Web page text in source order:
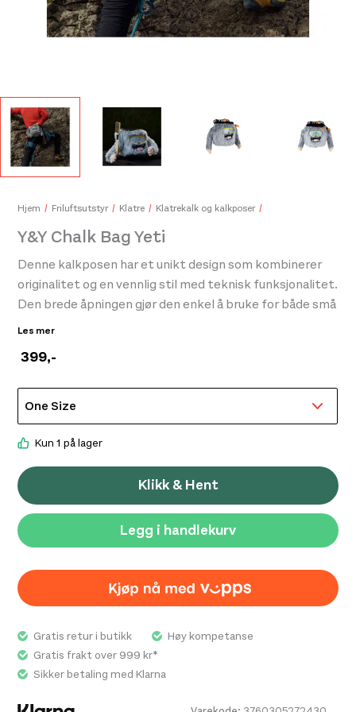
Y&Y Climbing Mug Evo Yellow
349,-
Hjem Friluftsutstyr Klatre Klatrekalk og kalkposer
Y&Y Chalk Bag Yeti
399,-
Denne kalkposen har et unikt design som kombinerer
originalitet og en vennlig stil med teknisk funksjonalitet.
Den brede åpningen gjør den enkel å bruke for både små
og store hender.
Alt du trenger er inkludert:
Børsteholder
Snørelukking
Justerbar midjestropp
Kun 1 på lager
Klikk & Hent
Legg i handlekurv
Les mer
Gratis retur i butikk
Høy kompetanse
Gratis frakt over 999 kr*
Sikker betaling med Klarna